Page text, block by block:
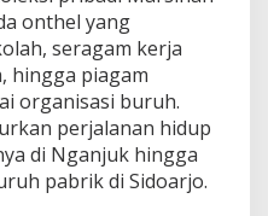
onthel yang
seragam kerja
hingga piagam
organisasi buruh.
perjalanan hidup
di Nganjuk hingga
pabrik di Sidoarjo.